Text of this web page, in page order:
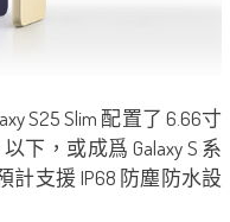
S25 Slim 配置了 6.66寸
下，或成爲 Galaxy S 系
支援 IP68 防塵防水設